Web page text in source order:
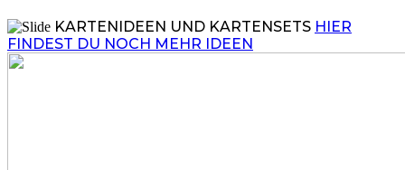
KARTENIDEEN UND KARTENSETS HIER
FINDEST DU NOCH MEHR IDEEN